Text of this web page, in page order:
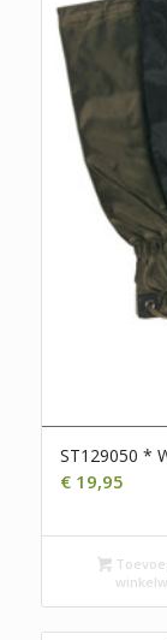
ST129050 *
€19,95